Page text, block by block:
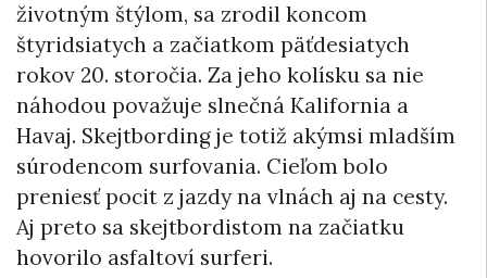
životným štýlom, sa zrodil koncom
štyridsiatych a začiatkom päťdesiatych
rokov 20. storočia. Za jeho kolísku sa nie
náhodou považuje slnečná Kalifornia a
Havaj. Skejtbording je totiž akýmsi mladším
súrodencom surfovania. Cieľom bolo
preniesť pocit z jazdy na vlnách aj na cesty.
Aj preto sa skejtbordistom na začiatku
hovorilo asfaltoví surferi.